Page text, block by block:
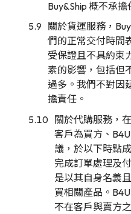
Buy&Ship 概不承擔
關於貨運服務，
們的正常交付時間
受保證且不具約束
素的影響，包括但
過多。我們不對因
擔責任。
關於代購服務，
客戶為買方、
議，於以下時點
完成訂單處理及
是以其自身名義
買相關產品。
不在客戶與賣方